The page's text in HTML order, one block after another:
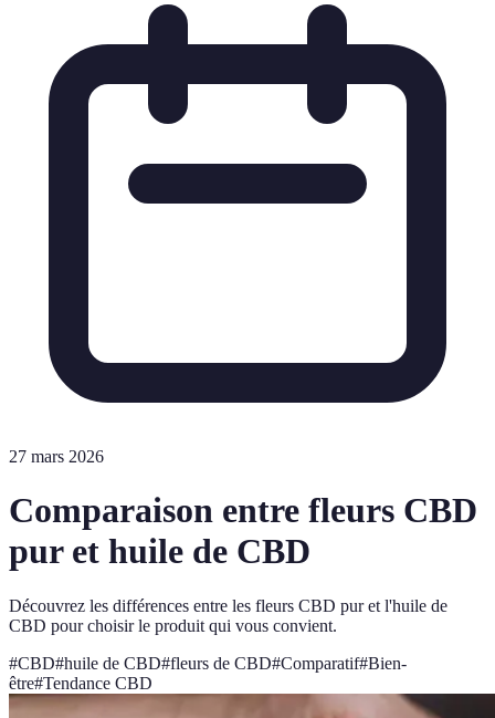
27 mars 2026
Comparaison entre fleurs CBD
pur et huile de CBD
Découvrez les différences entre les fleurs CBD pur et l'huile de
CBD pour choisir le produit qui vous convient.
#CBD#huile de CBD#fleurs de CBD#Comparatif#Bien-
être#Tendance CBD